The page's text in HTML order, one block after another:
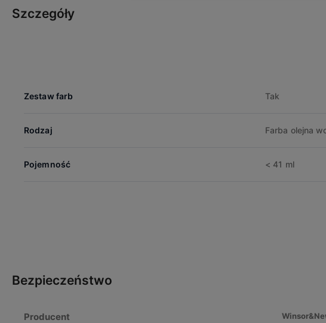
Szczegóły
Zestaw farb Tak
Rodzaj Farba olejna
Pojemność < 41 ml
Bezpieczeństwo
Producent